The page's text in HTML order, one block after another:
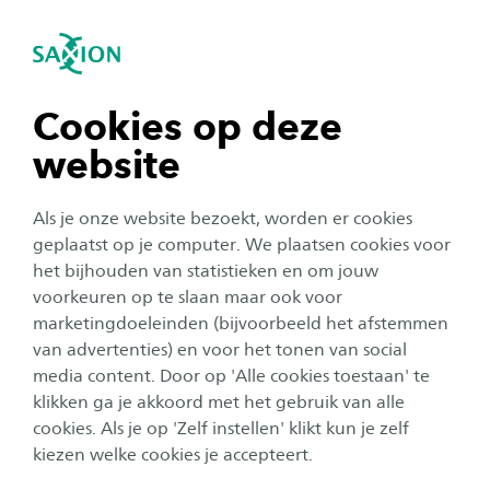
Cookies op deze
website
Als je onze website bezoekt, worden er cookies
geplaatst op je computer. We plaatsen cookies voor
het bijhouden van statistieken en om jouw
voorkeuren op te slaan maar ook voor
marketingdoeleinden (bijvoorbeeld het afstemmen
van advertenties) en voor het tonen van social
media content. Door op 'Alle cookies toestaan' te
klikken ga je akkoord met het gebruik van alle
cookies. Als je op 'Zelf instellen' klikt kun je zelf
kiezen welke cookies je accepteert.
Navigatie openen
tonen
tonen
tonen
tonen
sluiten
Master Transitie naar Gezondheid en
Subnavigatie tonen
Master Transitie naar
Gezondheid en Welzijn